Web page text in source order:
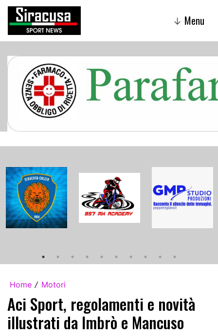
↓ Menu
Home / Motori
Aci Sport, regolamenti e novità
illustrati da Imbrò e Mancuso